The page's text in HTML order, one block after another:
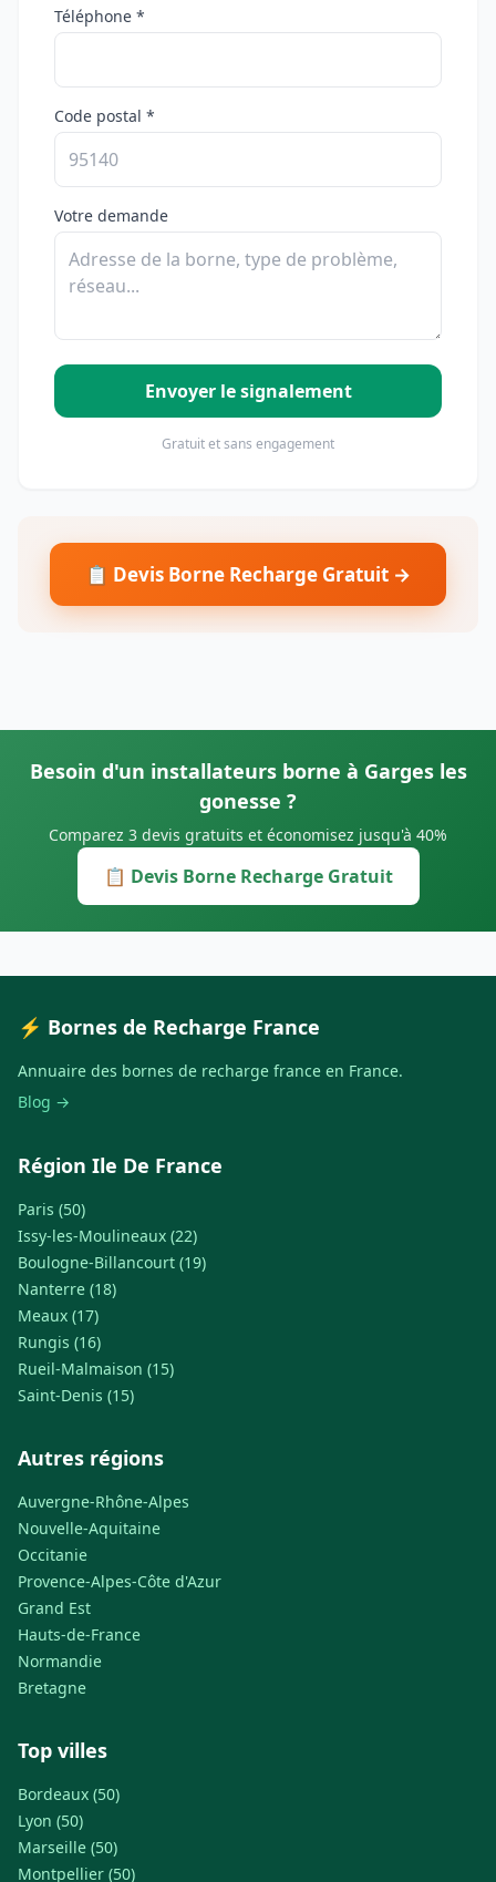
Téléphone *
Code postal *
Votre demande
Envoyer le signalement
Gratuit et sans engagement
📋 Devis Borne Recharge Gratuit →
Besoin d'un installateurs borne à Garges les
gonesse ?
Comparez 3 devis gratuits et économisez jusqu'à 40%
📋 Devis Borne Recharge Gratuit
⚡ Bornes de Recharge France
Annuaire des bornes de recharge france en France.
Blog →
Région Ile De France
Paris (50)
Issy-les-Moulineaux (22)
Boulogne-Billancourt (19)
Nanterre (18)
Meaux (17)
Rungis (16)
Rueil-Malmaison (15)
Saint-Denis (15)
Autres régions
Auvergne-Rhône-Alpes
Nouvelle-Aquitaine
Occitanie
Provence-Alpes-Côte d'Azur
Grand Est
Hauts-de-France
Normandie
Bretagne
Top villes
Bordeaux (50)
Lyon (50)
Marseille (50)
Montpellier (50)